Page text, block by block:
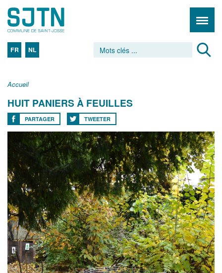
FR NL
Accueil
HUIT PANIERS À FEUILLES
PARTAGER TWEETER